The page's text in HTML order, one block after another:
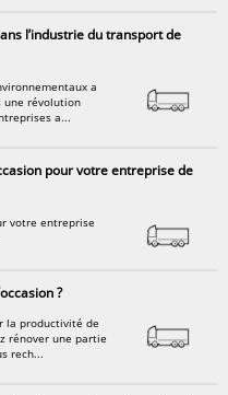
l’industrie du transport de
a
une révolution
a...
pour votre entreprise de
votre entreprise
?
la productivité de
rénover une partie
rech...